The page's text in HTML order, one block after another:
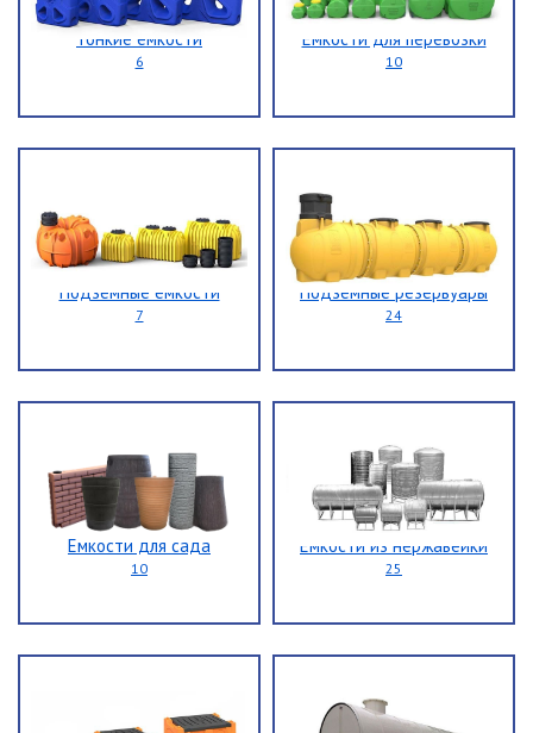
Тонкие емкости
6
Емкости для перевозки
10
Подземные емкости
7
Подземные резервуары
24
Емкости для сада
10
Емкости из нержавейки
25